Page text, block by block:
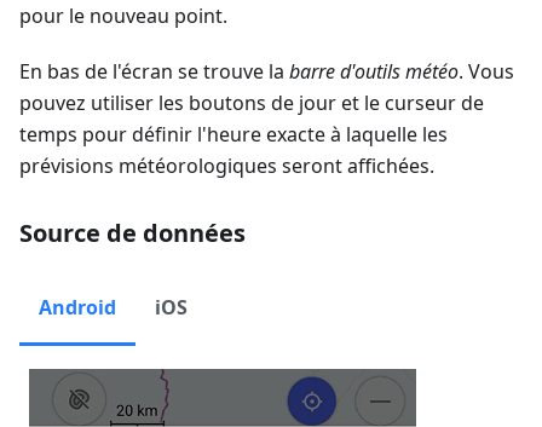
pour le nouveau point.
En bas de l'écran se trouve la barre d'outils météo. Vous
pouvez utiliser les boutons de jour et le curseur de
temps pour définir l'heure exacte à laquelle les
prévisions météorologiques seront affichées.
Source de données
Android iOS